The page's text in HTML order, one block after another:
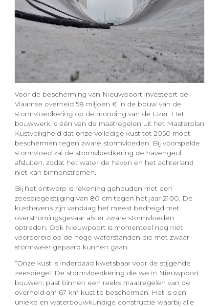
Voor de bescherming van Nieuwpoort investeert de
Vlaamse overheid 58 miljoen € in de bouw van de
stormvloedkering op de monding van de IJzer. Het
bouwwerk is één van de maatregelen uit het Masterplan
Kustveiligheid dat onze volledige kust tot 2050 moet
beschermen tegen zware stormvloeden. Bij voorspelde
stormvloed zal de stormvloedkering de havengeul
afsluiten, zodat het water de haven en het achterland
niet kan binnenstromen.
Bij het ontwerp is rekening gehouden met een
zeespiegelstijging van 80 cm tegen het jaar 2100. De
kusthavens zijn vandaag het meest bedreigd met
overstromingsgevaar als er zware stormvloeden
optreden. Ook Nieuwpoort is momenteel nog niet
voorbereid op de hoge waterstanden die met zwaar
stormweer gepaard kunnen gaan.
“Onze kust is inderdaad kwetsbaar voor de stijgende
zeespiegel. De stormvloedkering die we in Nieuwpoort
bouwen, past binnen een reeks maatregelen van de
overheid om 67 km kust te beschermen. Het is een
unieke en waterbouwkundige constructie waarbij alle